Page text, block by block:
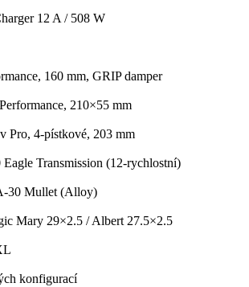
12 A / 508 W
160 mm, GRIP damper
210×55 mm
Pro, 4-pístkové, 203 mm
Transmission (12-rychlostní)
30 Mullet (Alloy)
Mary 29×2.5 / Albert 27.5×2.5
konfigurací